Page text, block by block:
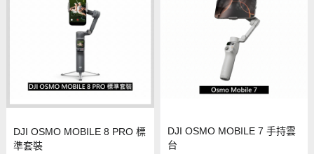
DJI OSMO MOBILE 8 PRO 標
準套裝
DJI OSMO MOBILE 7 手持雲
台